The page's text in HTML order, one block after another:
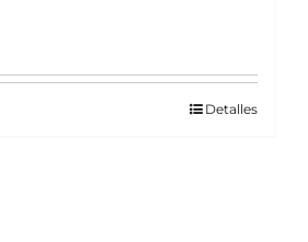
Detalles